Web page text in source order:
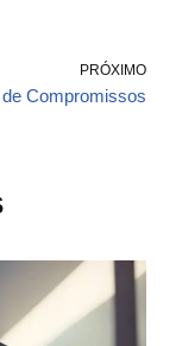
PRÓXIMO
de Compromissos